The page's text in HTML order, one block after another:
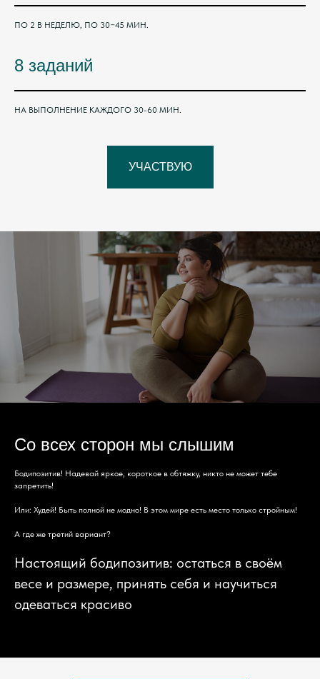
ПО 2 В НЕДЕЛЮ, ПО 30−45 МИН.
8 заданий
НА ВЫПОЛНЕНИЕ КАЖДОГО 30-60 МИН.
УЧАСТВУЮ
Со всех сторон мы слышим
Бодипозитив! Надевай яркое, короткое в обтяжку, никто не может тебе
запретить!
Или: Худей! Быть полной не модно! В этом мире есть место только стройным!
А где же третий вариант?
Настоящий бодипозитив: остаться в своём
весе и размере, принять себя и научиться
одеваться красиво